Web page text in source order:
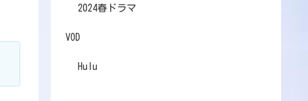
2024春ドラマ
VOD
Hulu